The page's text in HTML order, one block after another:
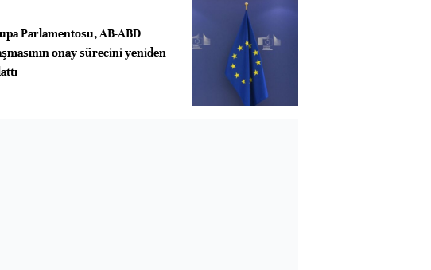
Parlamentosu, AB-ABD
onay sürecini yeniden